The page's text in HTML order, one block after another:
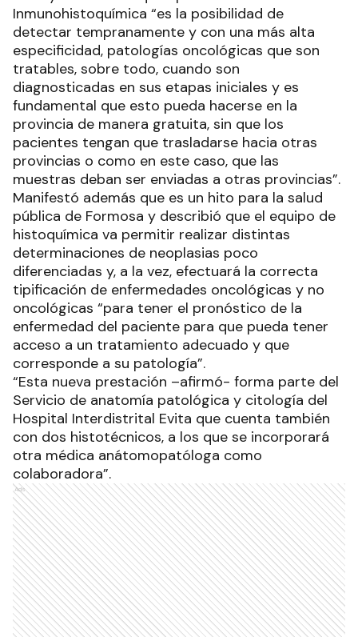
Hito para la salud pública
La jefa del servicio de Anatomía Patológica del
hospital Evita, doctora Constanza Nobili, dijo que
el mayor beneficio que aportará el Servicio de
Inmunohistoquímica “es la posibilidad de
detectar tempranamente y con una más alta
especificidad, patologías oncológicas que son
tratables, sobre todo, cuando son
diagnosticadas en sus etapas iniciales y es
fundamental que esto pueda hacerse en la
provincia de manera gratuita, sin que los
pacientes tengan que trasladarse hacia otras
provincias o como en este caso, que las
muestras deban ser enviadas a otras provincias”.
Manifestó además que es un hito para la salud
pública de Formosa y describió que el equipo de
histoquímica va permitir realizar distintas
determinaciones de neoplasias poco
diferenciadas y, a la vez, efectuará la correcta
tipificación de enfermedades oncológicas y no
oncológicas “para tener el pronóstico de la
enfermedad del paciente para que pueda tener
acceso a un tratamiento adecuado y que
corresponde a su patología”.
“Esta nueva prestación –afirmó- forma parte del
Servicio de anatomía patológica y citología del
Hospital Interdistrital Evita que cuenta también
con dos histotécnicos, a los que se incorporará
otra médica anátomopatóloga como
colaboradora”.
Ads